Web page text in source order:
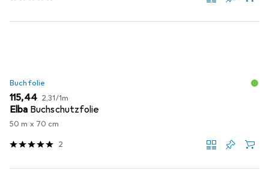
Buchfolie
EUR
115,44 EUR
2,31/1m
Elba Buchschutzfolie
50 m x 70 cm
2